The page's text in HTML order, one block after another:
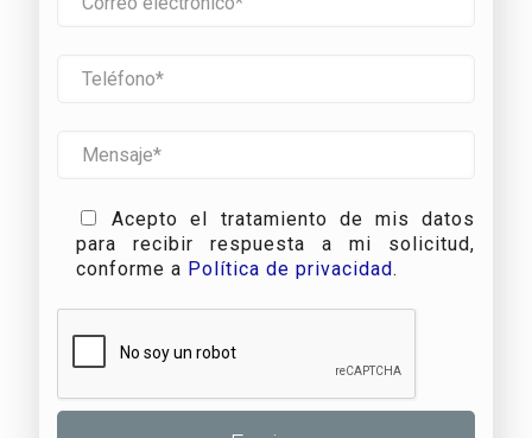
Acepto el tratamiento de mis datos
para recibir respuesta a mi solicitud,
conforme a Política de privacidad.